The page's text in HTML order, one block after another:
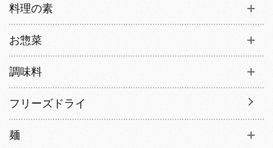
料理の素
お惣菜
調味料
フリーズドライ
麺